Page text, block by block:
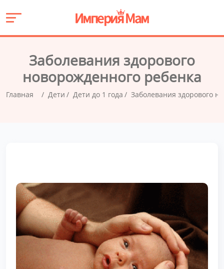
Заболевания здорового
новорожденного ребенка
Главная Дети Дети до 1 года Заболевания здорового